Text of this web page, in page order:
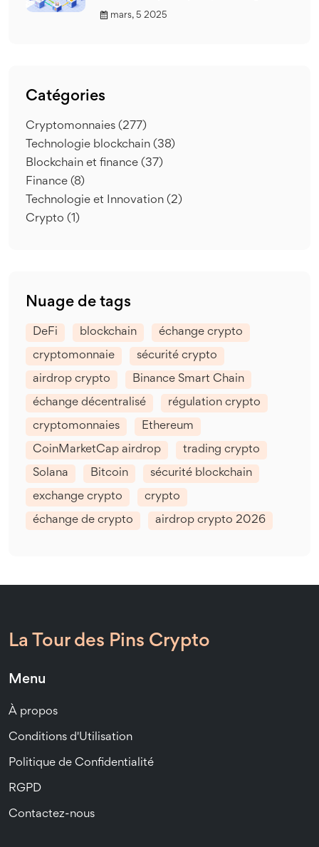
mars, 5 2025
Catégories
Cryptomonnaies (277)
Technologie blockchain (38)
Blockchain et finance (37)
Finance (8)
Technologie et Innovation (2)
Crypto (1)
Nuage de tags
DeFi blockchain échange crypto
cryptomonnaie sécurité crypto
airdrop crypto Binance Smart Chain
échange décentralisé régulation crypto
cryptomonnaies Ethereum
CoinMarketCap airdrop trading crypto
Solana Bitcoin sécurité blockchain
exchange crypto crypto
échange de crypto airdrop crypto 2026
La Tour des Pins Crypto
Menu
À propos
Conditions d'Utilisation
Politique de Confidentialité
RGPD
Contactez-nous